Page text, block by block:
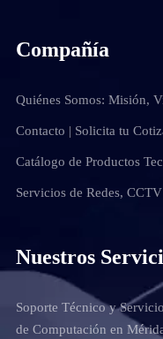
Compañía
Quiénes Somos: Misión,
Contacto | Solicita tu
Catálogo de Productos
Servicios de Redes,
Nuestros
Soporte Técnico y
de Computación en